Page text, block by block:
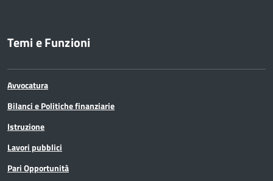
Temi e Funzioni
Avvocatura
Bilanci e Politiche finanziarie
Istruzione
Lavori pubblici
Pari Opportunità